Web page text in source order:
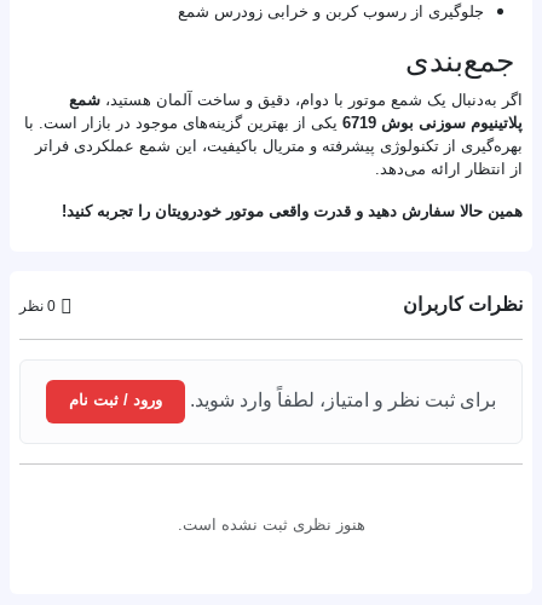
جلوگیری از رسوب کربن و خرابی زودرس شمع
جمع‌بندی
اگر به‌دنبال یک شمع موتور با دوام، دقیق و ساخت آلمان هستید، شمع
پلاتینیوم سوزنی بوش 6719
یکی از بهترین گزینه‌های موجود در بازار است. با
بهره‌گیری از تکنولوژی پیشرفته و متریال باکیفیت، این شمع عملکردی فراتر
از انتظار ارائه می‌دهد.
همین حالا سفارش دهید و قدرت واقعی موتور خودرویتان را تجربه کنید!
نظرات کاربران 0 نظر
برای ثبت نظر و امتیاز، لطفاً وارد شوید. ورود / ثبت نام
هنوز نظری ثبت نشده است.